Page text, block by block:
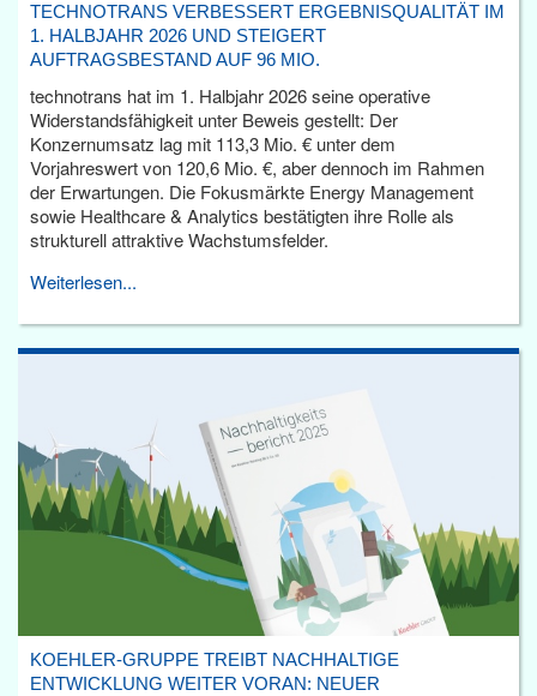
TECHNOTRANS VERBESSERT ERGEBNISQUALITÄT IM
1. HALBJAHR 2026 UND STEIGERT
AUFTRAGSBESTAND AUF 96 MIO.
technotrans hat im 1. Halbjahr 2026 seine operative
Widerstandsfähigkeit unter Beweis gestellt: Der
Konzernumsatz lag mit 113,3 Mio. € unter dem
Vorjahreswert von 120,6 Mio. €, aber dennoch im Rahmen
der Erwartungen. Die Fokusmärkte Energy Management
sowie Healthcare & Analytics bestätigten ihre Rolle als
strukturell attraktive Wachstumsfelder.
Weiterlesen...
KOEHLER-GRUPPE TREIBT NACHHALTIGE
ENTWICKLUNG WEITER VORAN: NEUER